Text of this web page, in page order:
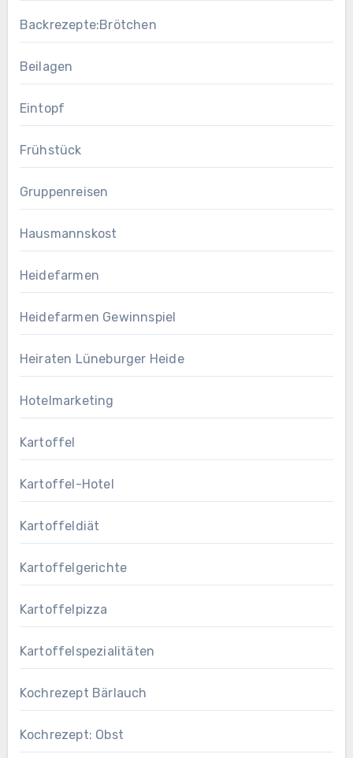
Backrezepte:Brötchen
Beilagen
Eintopf
Frühstück
Gruppenreisen
Hausmannskost
Heidefarmen
Heidefarmen Gewinnspiel
Heiraten Lüneburger Heide
Hotelmarketing
Kartoffel
Kartoffel-Hotel
Kartoffeldiät
Kartoffelgerichte
Kartoffelpizza
Kartoffelspezialitäten
Kochrezept Bärlauch
Kochrezept: Obst